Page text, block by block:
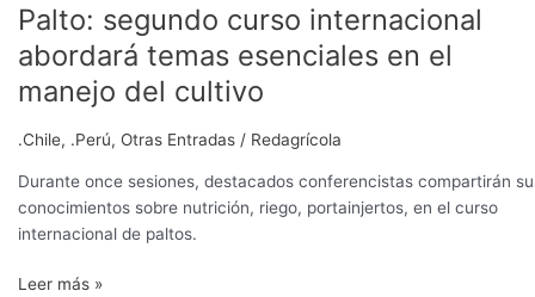
Palto: segundo curso internacional
abordará temas esenciales en el
manejo del cultivo
.Chile, .Perú, Otras Entradas / Redagrícola
Durante once sesiones, destacados conferencistas compartirán
conocimientos sobre nutrición, riego, portainjertos, en el curso
internacional de paltos.
Leer más »